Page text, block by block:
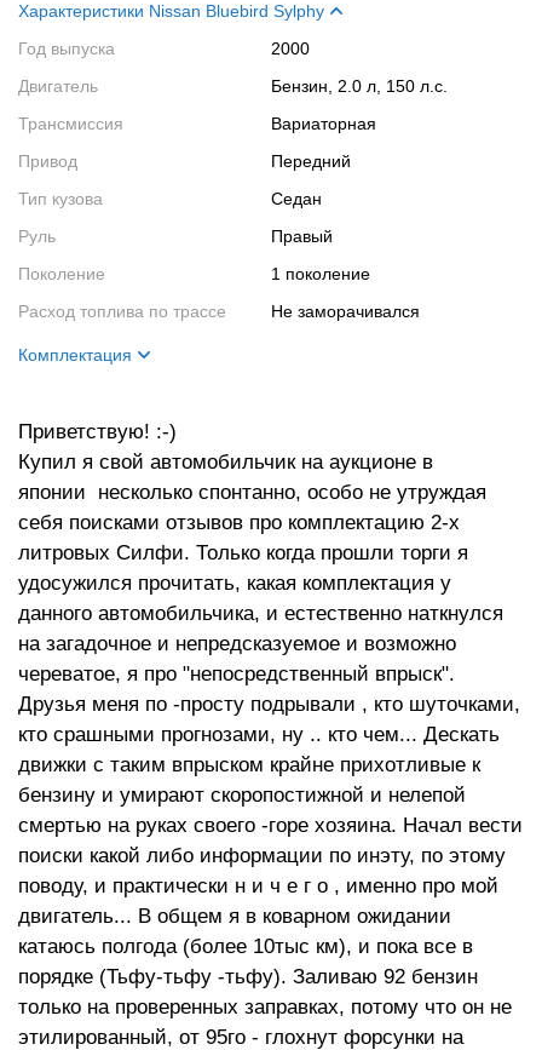
Характеристики Nissan Bluebird Sylphy
Год выпуска
2000
Двигатель
Бензин, 2.0 л, 150 л.с.
Трансмиссия
Вариаторная
Привод
Передний
Тип кузова
Седан
Руль
Правый
Поколение
1 поколение
Расход топлива по трассе
не заморачивался
Комплектация
Двигатель
Приветствую! :-)
Купил я свой автомобильчик на аукционе в
японии несколько спонтанно, особо не утруждая
себя поисками отзывов про комплектацию 2-х
литровых Силфи. Только когда прошли торги я
удосужился прочитать, какая комплектация у
данного автомобильчика, и естественно наткнулся
на загадочное и непредсказуемое и возможно
череватое, я про "непосредственный впрыск".
Друзья меня по -просту подрывали , кто шуточками,
кто срашными прогнозами, ну .. кто чем... Дескать
движки с таким впрыском крайне прихотливые к
бензину и умирают скоропостижной и нелепой
смертью на руках своего -горе хозяина. Начал вести
поиски какой либо информации по инэту, по этому
поводу, и практически н и ч е г о , именно про мой
двигатель... В общем я в коварном ожидании
катаюсь полгода (более 10тыс км), и пока все в
порядке (Тьфу-тьфу -тьфу). Заливаю 92 бензин
только на проверенных заправках, потому что он не
этилированный, от 95го - глохнут форсунки на